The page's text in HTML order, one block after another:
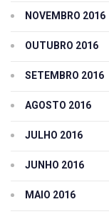
NOVEMBRO 2016
OUTUBRO 2016
SETEMBRO 2016
AGOSTO 2016
JULHO 2016
JUNHO 2016
MAIO 2016